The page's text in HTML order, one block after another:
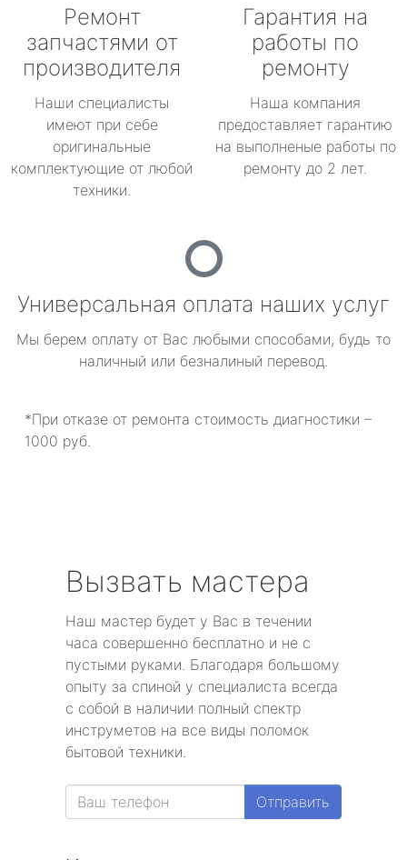
Ремонт
запчастями от
производителя
Наши специалисты
имеют при себе
оригинальные
комплектующие от любой
техники.
Гарантия на
работы по
ремонту
Наша компания
предоставляет гарантию
на выполненые работы по
ремонту до 2 лет.
Универсальная оплата наших услуг
Мы берем оплату от Вас любыми способами, будь то
наличный или безналиный перевод.
*При отказе от ремонта стоимость диагностики –
1000 руб.
Вызвать мастера
Наш мастер будет у Вас в течении
часа совершенно бесплатно и не с
пустыми руками. Благодаря большому
опыту за спиной у специалиста всегда
с собой в наличии полный спектр
инструметов на все виды поломок
бытовой техники.
Отправить